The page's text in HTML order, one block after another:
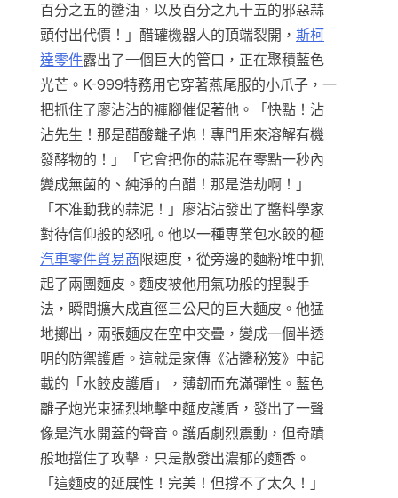
百分之五的醬油，以及百分之九十五的邪惡蒜
頭付出代價！」醋罐機器人的頂端裂開， 斯柯
達零件露出了一個巨大的管口，正在聚積藍色
光芒。K-999特務用它穿著燕尾服的小爪子，一
把抓住了廖沾沾的褲腳催促著他。「快點！沾
沾先生！那是醋酸離子炮！專門用來溶解有機
發酵物的！」「它會把你的蒜泥在零點一秒內
變成無菌的、純淨的白醋！那是浩劫啊！」
「不准動我的蒜泥！」廖沾沾發出了醬料學家
對待信仰般的怒吼。他以一種專業包水餃的極
汽車零件貿易商限速度，從旁邊的麵粉堆中抓
起了兩團麵皮。麵皮被他用氣功般的捏製手
法，瞬間擴大成直徑三公尺的巨大麵皮。他猛
地擲出，兩張麵皮在空中交疊，變成一個半透
明的防禦護盾。這就是家傳《沾醬秘笈》中記
載的「水餃皮護盾」，薄韌而充滿彈性。藍色
離子炮光束猛烈地擊中麵皮護盾，發出了一聲
像是汽水開蓋的聲音。護盾劇烈震動，但奇蹟
般地擋住了攻擊，只是散發出濃郁的麵香。
「這麵皮的延展性！完美！但撐不了太久！」